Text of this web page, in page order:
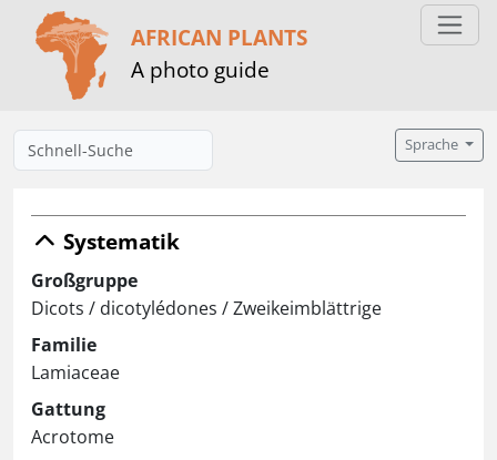
AFRICAN PLANTS
A photo guide
Sprache
Systematik
Großgruppe
Dicots / dicotylédones / Zweikeimblättrige
Familie
Lamiaceae
Gattung
Acrotome